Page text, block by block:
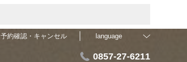
予約確認・キャンセル language
0857-27-6211